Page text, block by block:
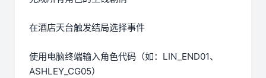
在酒店天台触发结局选择事件
使用电脑终端输入角色代码（如：LIN_END01、
ASHLEY_CG05）